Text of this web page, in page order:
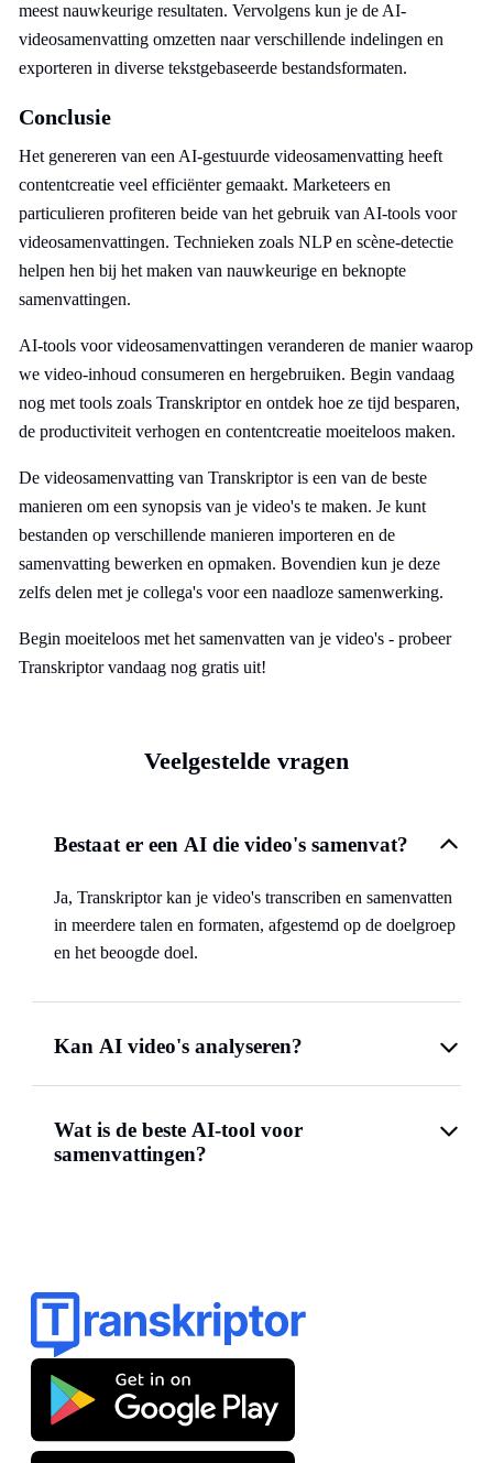
meest nauwkeurige resultaten. Vervolgens kun je de AI-
videosamenvatting omzetten naar verschillende indelingen en
exporteren in diverse tekstgebaseerde bestandsformaten.
Conclusie
Het genereren van een AI-gestuurde videosamenvatting heeft
contentcreatie veel efficiënter gemaakt. Marketeers en
particulieren profiteren beide van het gebruik van AI-tools voor
videosamenvattingen. Technieken zoals NLP en scène-detectie
helpen hen bij het maken van nauwkeurige en beknopte
samenvattingen.
AI-tools voor videosamenvattingen veranderen de manier waarop
we video-inhoud consumeren en hergebruiken. Begin vandaag
nog met tools zoals Transkriptor en ontdek hoe ze tijd besparen,
de productiviteit verhogen en contentcreatie moeiteloos maken.
De videosamenvatting van Transkriptor is een van de beste
manieren om een synopsis van je video's te maken. Je kunt
bestanden op verschillende manieren importeren en de
samenvatting bewerken en opmaken. Bovendien kun je deze
zelfs delen met je collega's voor een naadloze samenwerking.
Begin moeiteloos met het samenvatten van je video's - probeer
Transkriptor vandaag nog gratis uit!
Veelgestelde vragen
Bestaat er een AI die video's samenvat?
Ja, Transkriptor kan je video's transcriben en samenvatten
in meerdere talen en formaten, afgestemd op de doelgroep
en het beoogde doel.
Kan AI video's analyseren?
Wat is de beste AI-tool voor
samenvattingen?